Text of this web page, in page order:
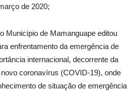
de 2020;
Município de Mamanguape editou
enfrentamento da emergência de
internacional, decorrente da
coronavírus (COVID-19), onde
de situação de emergência